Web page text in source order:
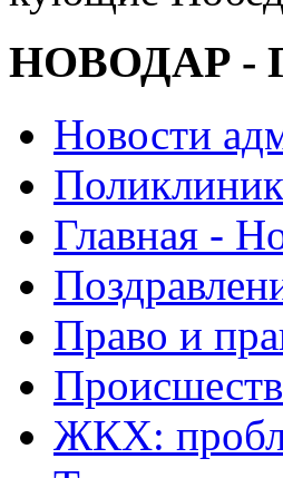
НОВОДАР -
Новости
Главная -
Право и
ЖКХ: